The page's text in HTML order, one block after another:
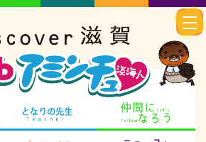
知られざる滋賀 となりの先生